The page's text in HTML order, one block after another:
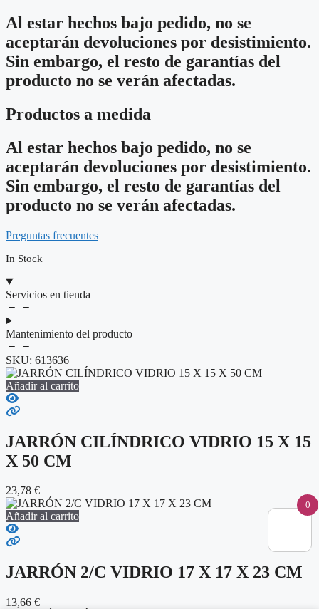
Al estar hechos bajo pedido, no se
aceptarán devoluciones por desistimiento.
Sin embargo, el resto de garantías del
producto no se verán afectadas.
Productos a medida
Al estar hechos bajo pedido, no se
aceptarán devoluciones por desistimiento.
Sin embargo, el resto de garantías del
producto no se verán afectadas.
Preguntas frecuentes
In Stock
Servicios en tienda
Mantenimiento del producto
SKU: 613636
Añadir al carrito
JARRÓN CILÍNDRICO VIDRIO 15 X 15
X 50 CM
23,78 €
Añadir al carrito
JARRÓN 2/C VIDRIO 17 X 17 X 23 CM
13,66 €
0